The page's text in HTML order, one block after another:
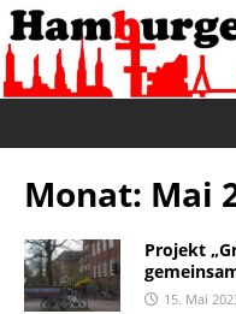
Monat: Mai
Projekt
15. Mai